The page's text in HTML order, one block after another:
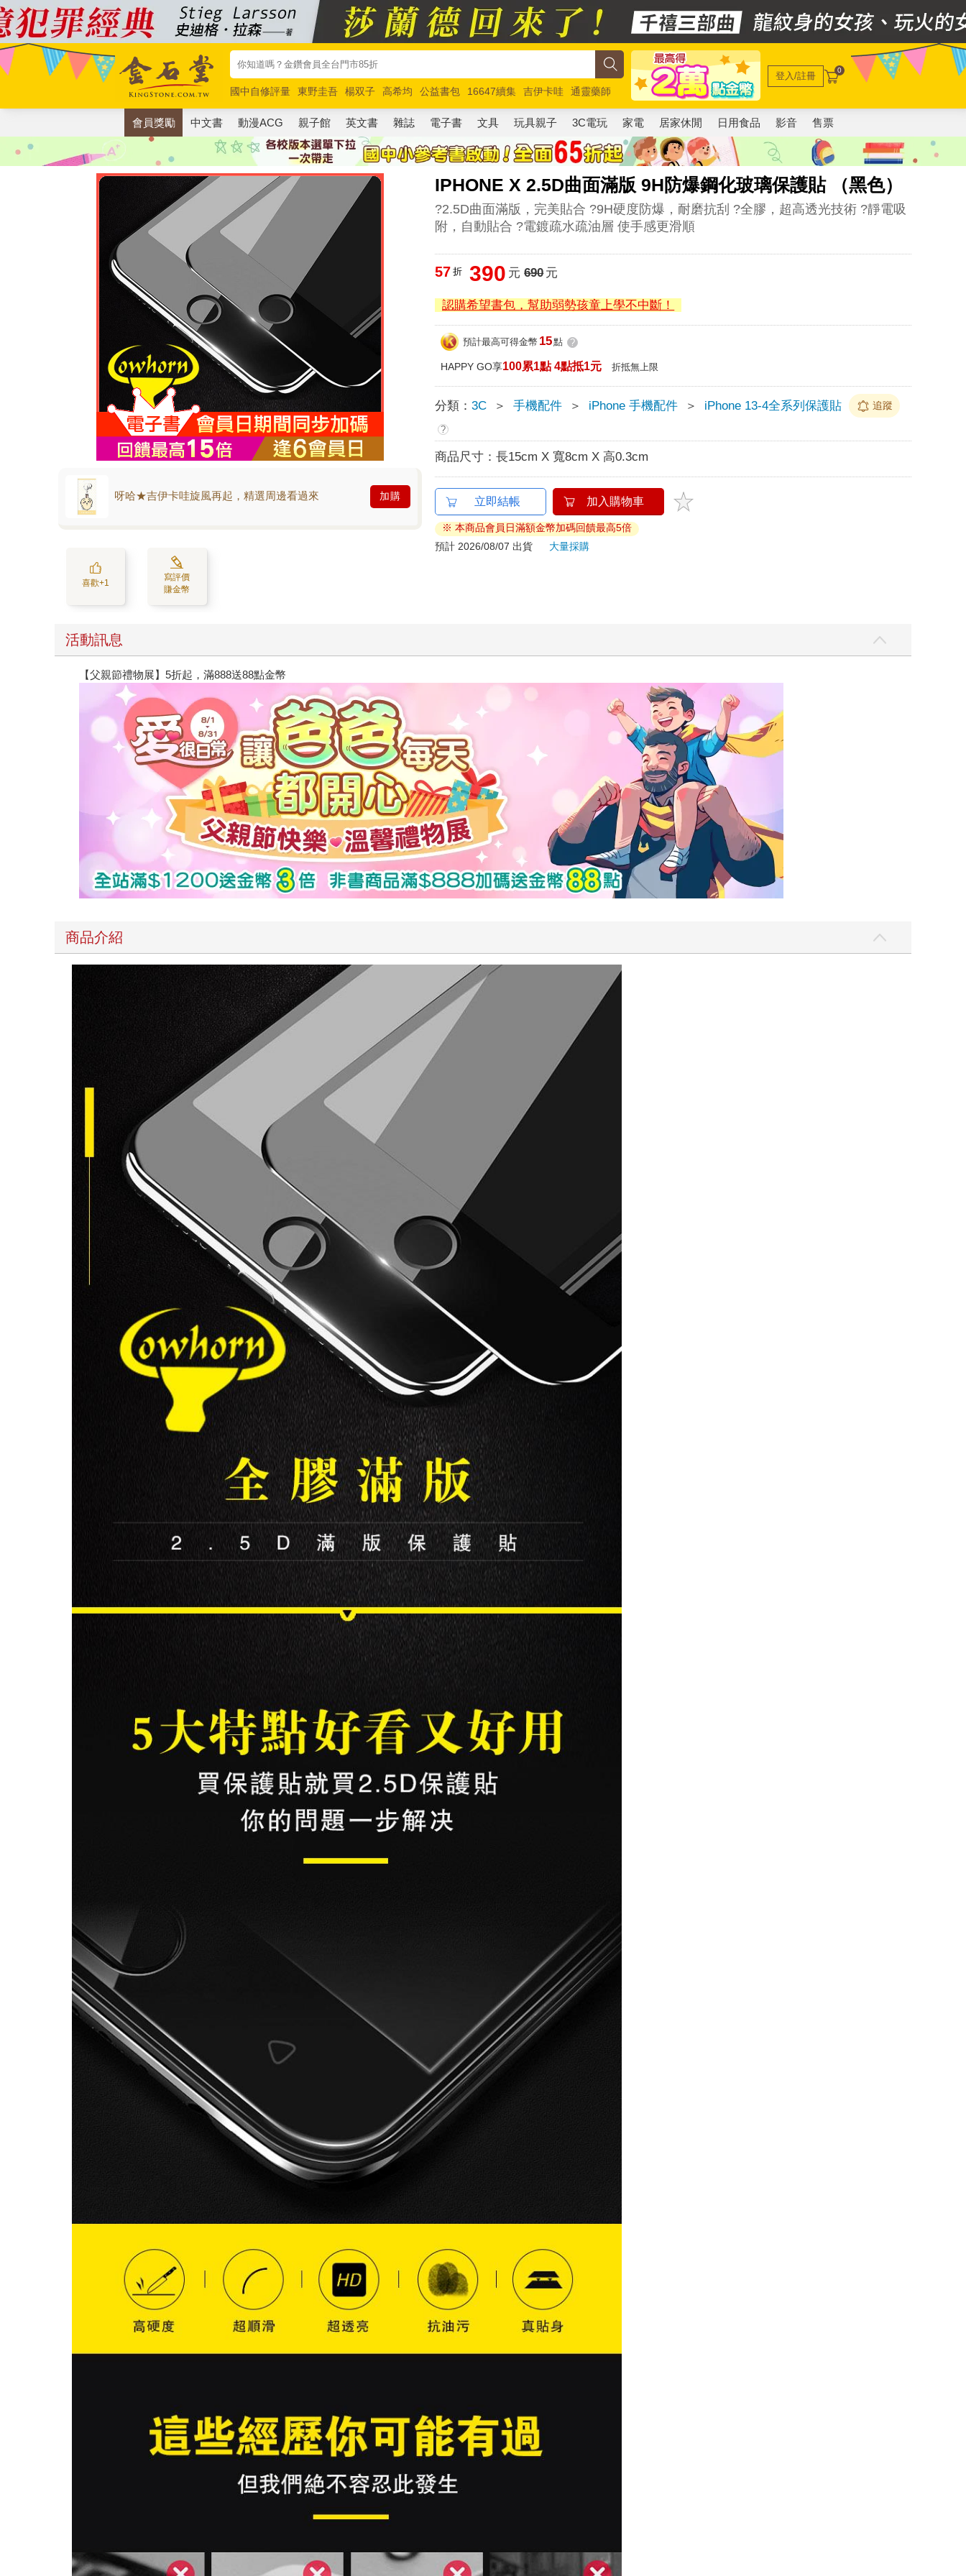
國中自修評量 東野圭吾 楊双子 高希均 公益書包 16647續集 吉伊卡哇
通靈藥師
唯紅花綻放
奧德賽 路邊攤新作 馬斯克 玩具總動員5 超慢跑
登入/註冊 0
會員獎勵 中文書 動漫ACG 親子館 英文書 雜誌 電子書 文具 玩具親子 3C電玩 家電 居家休閒 日用食品 影音 售票
IPHONE X 2.5D曲面滿版 9H防爆鋼化玻璃保護貼 （黑色）
?2.5D曲面滿版，完美貼合 ?9H硬度防爆，耐磨抗刮 ?全膠，超高透光技術 ?靜電吸
附，自動貼合 ?電鍍疏水疏油層 使手感更滑順
呀哈★吉伊卡哇旋風再起，精選周邊看過來 加購
喜歡+1
寫評價
賺金幣
57 折 390 元 690元
認購希望書包，幫助弱勢孩童上學不中斷！
預計最高可得金幣 15點 ?
HAPPY GO享100累1點 4點抵1元 折抵無上限
分類：3C ＞ 手機配件 ＞ iPhone 手機配件 ＞ iPhone 13-4全系列保護貼 追蹤
?
商品尺寸：長15cm X 寬8cm X 高0.3cm
立即結帳 加入購物車
※ 本商品會員日滿額金幣加碼回饋最高5倍
預計 2026/08/07 出貨
大量採購
活動訊息
【父親節禮物展】5折起，滿888送88點金幣
商品介紹